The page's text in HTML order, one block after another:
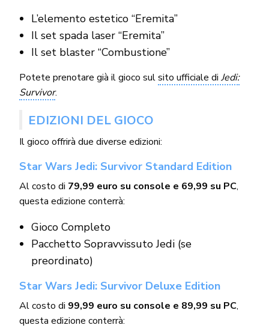
L’elemento estetico “Eremita”
Il set spada laser “Eremita”
Il set blaster “Combustione”
Potete prenotare già il gioco sulsito ufficiale diJedi:
Survivor.
EDIZIONI DEL GIOCO
Il gioco offrirà due diverse edizioni:
Star Wars Jedi: Survivor Standard Edition
Al costo di 79,99 euro su console e 69,99 su PC,
questa edizione conterrà:
Gioco Completo
Pacchetto Sopravvissuto Jedi (se
preordinato)
Star Wars Jedi: Survivor Deluxe Edition
Al costo di 99,99 euro su console e 89,99 su PC,
questa edizione conterrà: